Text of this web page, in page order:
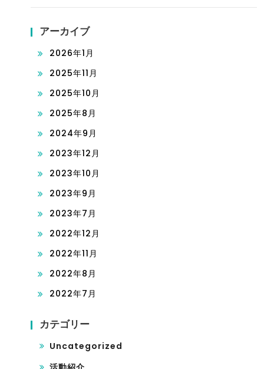
アーカイブ
2026年1月
2025年11月
2025年10月
2025年8月
2024年9月
2023年12月
2023年10月
2023年9月
2023年7月
2022年12月
2022年11月
2022年8月
2022年7月
カテゴリー
Uncategorized